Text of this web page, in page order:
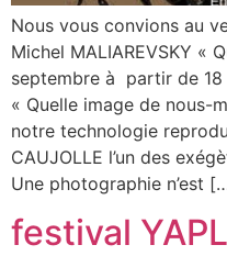
Nous vous convions au
Michel MALIAREVSKY «
septembre à partir de 18
« Quelle image de nous-
notre technologie
CAUJOLLE l’un des
Une photographie n’est
festival